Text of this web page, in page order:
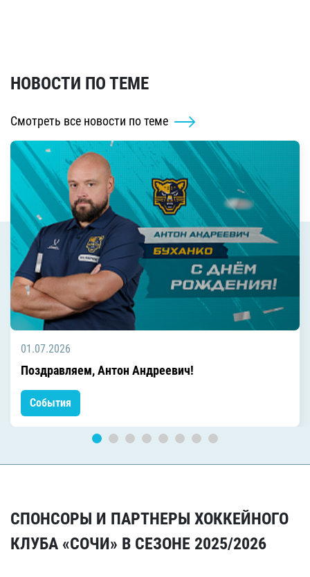
НОВОСТИ ПО ТЕМЕ
Смотреть все новости по теме
01.07.2026
Поздравляем, Антон Андреевич!
События
СПОНСОРЫ И ПАРТНЕРЫ ХОККЕЙНОГО
КЛУБА «СОЧИ» В СЕЗОНЕ 2025/2026